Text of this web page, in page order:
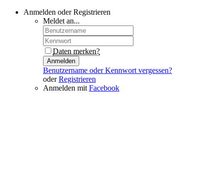
Anmelden oder Registrieren
Meldet an...
Daten merken?
Anmelden
Benutzername oder Kennwort vergessen?
oderRegistrieren
Anmelden mit Facebook